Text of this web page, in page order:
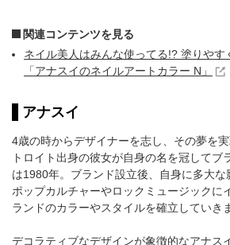
関連コンテンツを見る
ネイル美人はみんな使ってる!? 塗りやす
「アナスイのネイルアートカラー N」
アナスイ
4歳の時からデザイナーを志し、その夢を
トロイト出身の彼女が自身の名を冠してブ
は1980年。ブランド設立後、自身に多大な
ポップカルチャーやロックミュージックに
ランドのカラーやスタイルを確立していき
デコラティブなデザインが象徴的なアナス